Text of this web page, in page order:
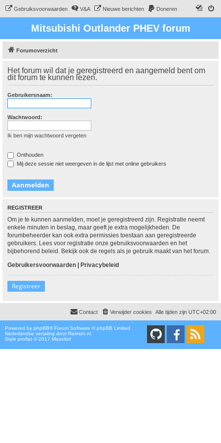
Gebruiksvoorwaarden V&A Nieuwe berichten Doneren
Mitsubishi Outlander PHEV forum
Forumoverzicht
Het forum wil dat je geregistreerd en aangemeld bent om
dit forum te kunnen lezen.
Gebruikersnaam:
Wachtwoord:
Ik ben mijn wachtwoord vergeten
Onthouden
Mij deze sessie niet weergeven in de lijst met online gebruikers
REGISTREER
Om je te kunnen aanmelden, moet je geregistreerd zijn. Registratie neemt
enkele minuten in beslag, maar geeft je extra mogelijkheden. De
forumbeheerder kan ook extra permissies toestaan aan geregistreerde
gebruikers. Lees voor registratie onze gebruiksvoorwaarden en het
bijbehorend beleid. Bekijk ook de regels als je gebruik maakt van het forum.
Gebruikersvoorwaarden | Privacybeleid
Registreer
Alle tijden zijn UTC+02:00
Verwijder cookies
Contact
Powered by phpBB® Forum Software © phpBB Limited
Nederlandse vertaling door Raimon.nl
Style proflat © 2017 Mazeltof